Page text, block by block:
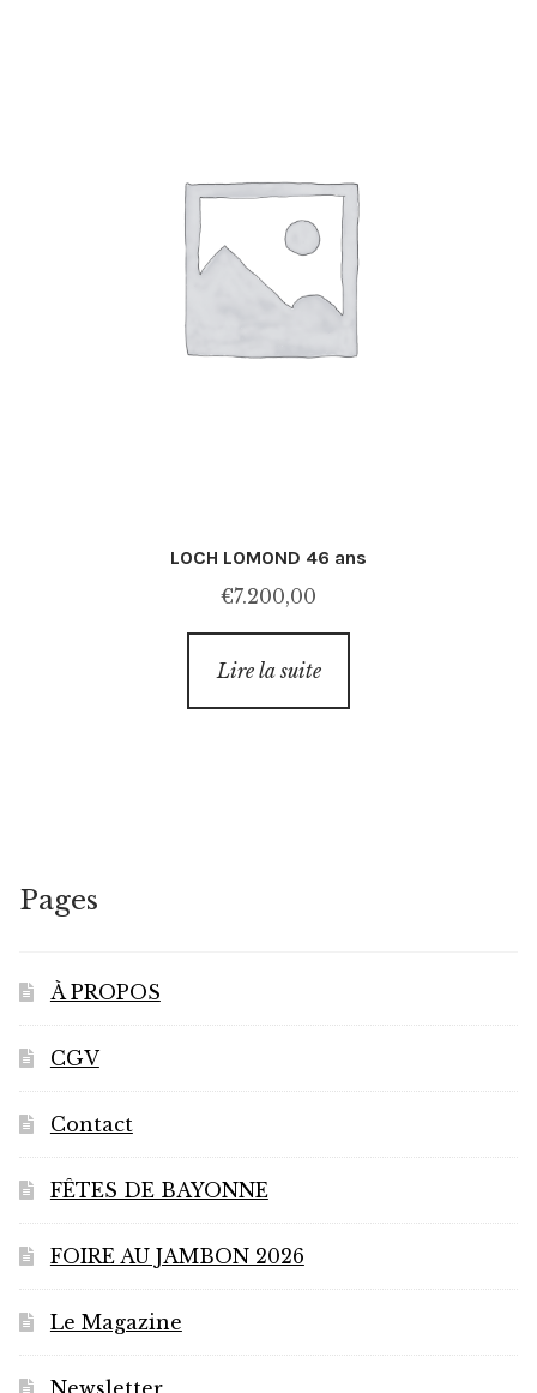
LOCH LOMOND 46 ans
€7.200,00
Lire la suite
Pages
À PROPOS
CGV
Contact
FÊTES DE BAYONNE
FOIRE AU JAMBON 2026
Le Magazine